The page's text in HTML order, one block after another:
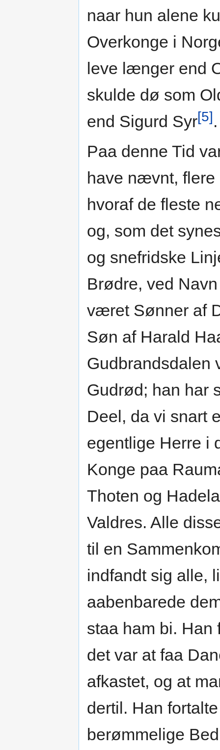
naar hun alene
Overkonge i
leve længer end
skulde dø som
end Sigurd Syr[5].
Paa denne Tid
have nævnt, flere
hvoraf de fleste
og, som det
og snefridske
Brødre, ved
været Sønner af
Søn af Harald
Gudbrandsdalen
Gudrød; han har
Deel, da vi snart
egentlige Herre i
Konge paa
Thoten og
Valdres. Alle
til en
indfandt sig alle,
aabenbarede
staa ham bi. Han
det var at faa
afkastet, og at
dertil. Han
berømmelige